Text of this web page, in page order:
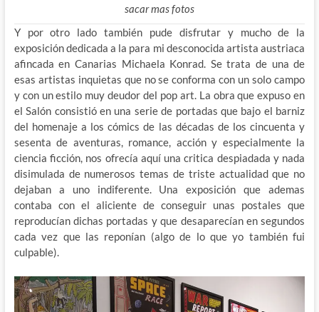
sacar mas fotos
Y por otro lado también pude disfrutar y mucho de la
exposición dedicada a la para mi desconocida artista austriaca
afincada en Canarias Michaela Konrad. Se trata de una de
esas artistas inquietas que no se conforma con un solo campo
y con un estilo muy deudor del pop art. La obra que expuso en
el Salón consistió en una serie de portadas que bajo el barniz
del homenaje a los cómics de las décadas de los cincuenta y
sesenta de aventuras, romance, acción y especialmente la
ciencia ficción, nos ofrecía aquí una critica despiadada y nada
disimulada de numerosos temas de triste actualidad que no
dejaban a uno indiferente. Una exposición que ademas
contaba con el aliciente de conseguir unas postales que
reproducían dichas portadas y que desaparecían en segundos
cada vez que las reponían (algo de lo que yo también fui
culpable).